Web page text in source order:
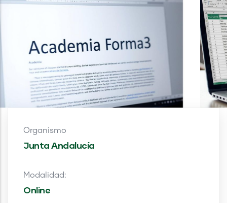
Organismo
Junta Andalucía
Modalidad:
Online